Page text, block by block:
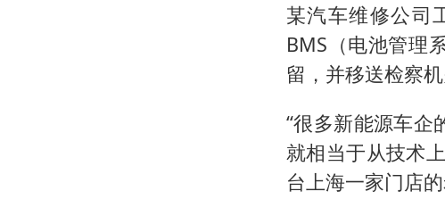
某汽车维修公司
BMS（电池管理
留，并移送检察机
“很多新能源车企
就相当于从技术
台上海一家门店